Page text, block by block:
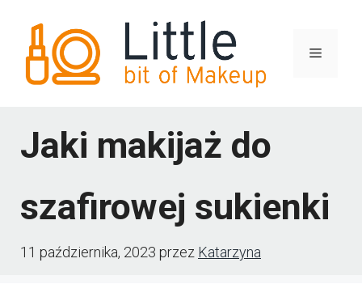
Menu
Jaki makijaż do
szafirowej sukienki
11 października, 2023 przez Katarzyna